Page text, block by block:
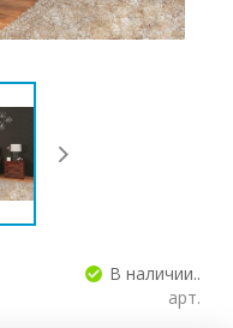
В наличии..
арт.